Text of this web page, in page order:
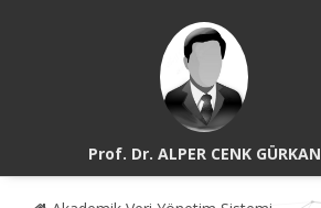
Prof. Dr. ALPER CENK GÜRKAN